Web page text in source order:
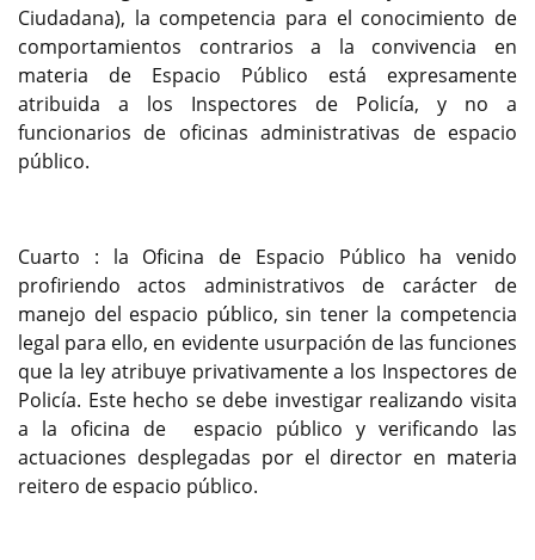
Ciudadana), la competencia para el conocimiento de
comportamientos contrarios a la convivencia en
materia de Espacio Público está expresamente
atribuida a los Inspectores de Policía, y no a
funcionarios de oficinas administrativas de espacio
público.
Cuarto : la Oficina de Espacio Público ha venido
profiriendo actos administrativos de carácter de
manejo del espacio público, sin tener la competencia
legal para ello, en evidente usurpación de las funciones
que la ley atribuye privativamente a los Inspectores de
Policía. Este hecho se debe investigar realizando visita
a la oficina de espacio público y verificando las
actuaciones desplegadas por el director en materia
reitero de espacio público.